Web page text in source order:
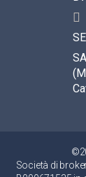
Società di